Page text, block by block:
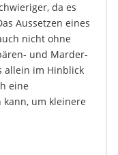
da es
Aussetzen eines
nicht ohne
und Marder-
allein im Hinblick
eine
um kleinere